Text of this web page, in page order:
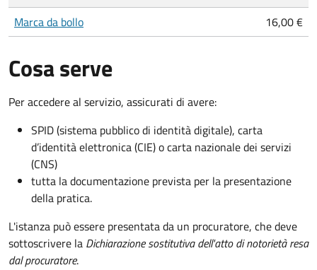
Marca da bollo
16,00 €
Cosa serve
Per accedere al servizio, assicurati di avere:
SPID (sistema pubblico di identità digitale), carta
d’identità elettronica (CIE) o carta nazionale dei servizi
(CNS)
tutta la documentazione prevista per la presentazione
della pratica.
L'istanza può essere presentata da un procuratore, che deve
sottoscrivere la Dichiarazione sostitutiva dell'atto di notorietà resa
dal procuratore.